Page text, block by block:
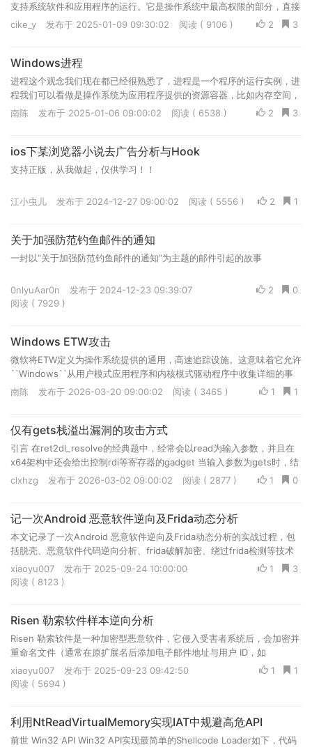
支持系统软件和应用程序的运行。它是操作系统中最高权限的部分，直接
与硬件交互，并通过抽象硬件功能，为用户态进程提供统一的接口
3
2
cike_y 发布于 2025-01-09 09:30:02 阅读 ( 9106 )
Windows进程
进程这个观念我们现在都已经很熟悉了，进程是一个程序的运行实例，进
程我们可以看做是操作系统为应用程序提供的资源容器，比如内存空间，
文件句柄，设备以及网络连接等等。
3
2
南陈 发布于 2025-01-06 09:00:02 阅读 ( 6538 )
ios下某浏览器小说去广告分析与Hook
支持正版，从我做起，仅供学习！！
1
2
江小虫儿 发布于 2024-12-27 09:00:02 阅读 ( 5556 )
关于加强防范钓鱼邮件的通知
一封以“关于加强防范钓鱼邮件的通知”为主题的邮件引起的故事
0
2
0nlyuAar0n
发布于 2024-12-23 09:39:07
阅读 ( 7929 )
Windows ETW攻击
微软将ETW定义为操作系统提供的通用，高速追踪设施。这意味着它允许
``Windows``从用户模式应用程序和内核模式驱动程序中收集详细的事
件数据，ETW使用缓冲和日志记录机制，为用户模式应用程序和内核模式
的检测记录和响应威胁。
1
1
南陈 发布于 2026-03-20 09:00:02 阅读 ( 3465 )
仅有gets栈溢出漏洞的攻击方式
引言 在ret2dl_resolve的经典题中，经常会以read为输入参数，并且在
x64架构中还会给出控制rdi等寄存器的gadget 当输入参数为gets时，结
合ret2getes可以实现无需控制rdi寄存器的gadget即可控制rd...
0
1
clxhzg 发布于 2026-03-02 09:00:02 阅读 ( 2877 )
记一次Android 恶意软件逆向及Frida动态分析
本文记录了一次Android 恶意软件逆向及Frida动态分析的实战过程，包
括脱壳、恶意软件代码逆向分析、frida破解加密、绕过frida检测等技术
细节，详细分析了Android 恶意软件的攻击链路。
3
1
xiaoyu007
发布于 2025-09-24 10:00:00
阅读 ( 8123 )
Risen 勒索软件样本逆向分析
Risen 勒索软件是一种加密型恶意软件，它侵入受害者系统后，会加密并
重命名文件（通常在原扩展名后添加电子邮件地址与用户 ID，如
“.Default@firemail.de].E86EQNTPTT”），同时在桌面和登录前屏幕显
示勒索信息，然后留下两个勒索信文件（“Risen_Note.txt” 和
1
1
xiaoyu007
发布于 2025-09-23 09:42:50
阅读 ( 5694 )
利用NtReadVirtualMemory实现IAT中规避高危API
前世 Win32 API Win32 API实现最简单的Shellcode Loader如下，代码